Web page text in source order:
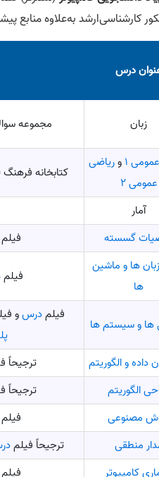
کارشناسی‌ارشد به‌علاوه منابع
درس
زبان مجموعه
۱ وریاضی
عمومی ۲
کتابخانه
آمار
گسسته
ها و ماشین‌
ها
فیلم
ها و سیستم ها
فیلمدرسو
داده و الگوریتم
ترجیحاً
الگوریتم
ترجیحاً
مصنوعی
منطقی
ترجیحاً فیلم
کامپیوتر